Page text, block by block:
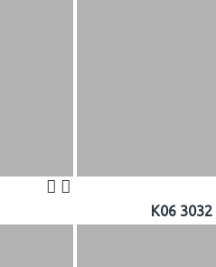
K06 3032